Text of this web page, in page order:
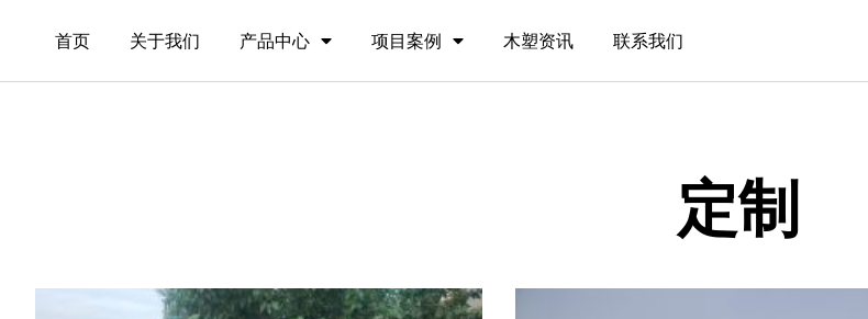
首页 关于我们 产品中心 项目案例 木塑资讯 联系我们
定制